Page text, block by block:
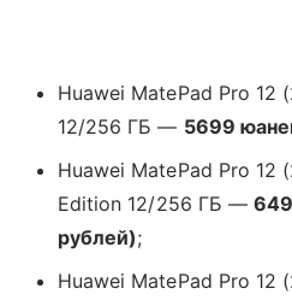
Huawei MatePad Pro 12
12/256 ГБ — 5699
Huawei MatePad Pro 12
Edition 12/256 ГБ —
рублей);
Huawei MatePad Pro 12